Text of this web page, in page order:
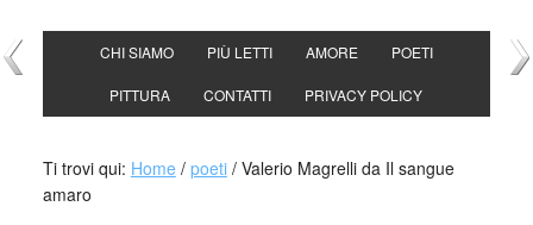
CHI SIAMO PIÙ LETTI AMORE POETI
PITTURA CONTATTI PRIVACY POLICY
Ti trovi qui: Home / poeti /Valerio Magrelli da Il sangue
amaro